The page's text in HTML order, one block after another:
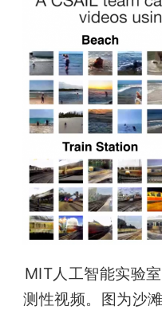
MIT人工智能实验
测性视频。图为沙